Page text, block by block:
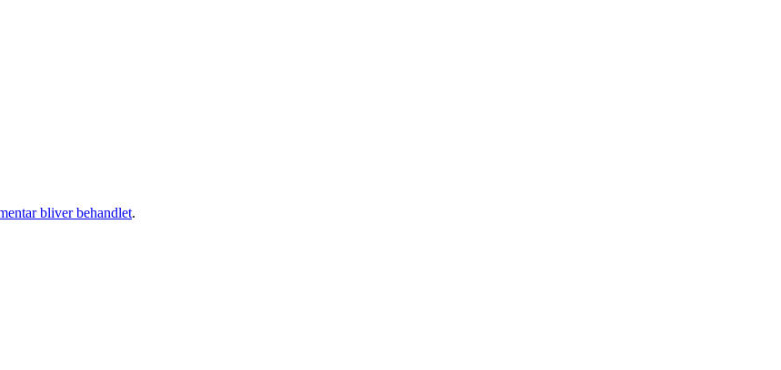
bliver behandlet.